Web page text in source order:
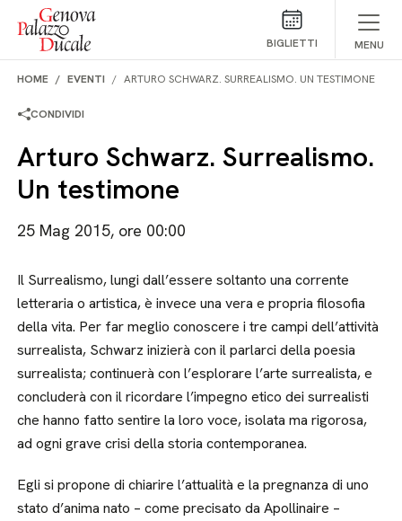
Salta al contenuto
BIGLIETTI MENU
HOME EVENTI ARTURO SCHWARZ. SURREALISMO. UN TESTIMONE
CONDIVIDI
Arturo Schwarz. Surrealismo.
Un testimone
25 Mag 2015, ore 00:00
Il Surrealismo, lungi dall’essere soltanto una corrente
letteraria o artistica, è invece una vera e propria filosofia
della vita. Per far meglio conoscere i tre campi dell’attività
surrealista, Schwarz inizierà con il parlarci della poesia
surrealista; continuerà con l’esplorare l’arte surrealista, e
concluderà con il ricordare l’impegno etico dei surrealisti
che hanno fatto sentire la loro voce, isolata ma rigorosa,
ad ogni grave crisi della storia contemporanea.
Egli si propone di chiarire l’attualità e la pregnanza di uno
stato d’anima nato – come precisato da Apollinaire –